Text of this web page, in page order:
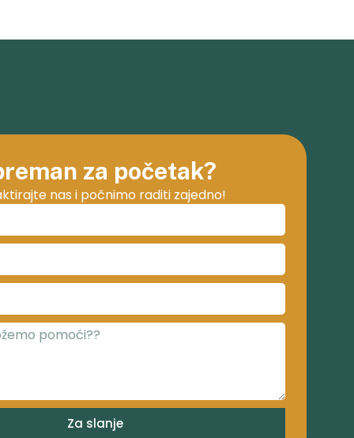
za početak?
nas i počnimo raditi zajedno!
Za slanje